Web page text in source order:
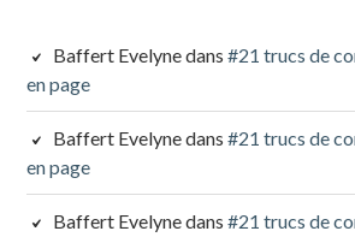
Baffert Evelynedans#21 trucs de
en page
Baffert Evelynedans#21 trucs de
en page
Baffert Evelynedans#21 trucs de